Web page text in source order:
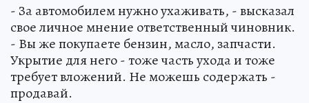
- За автомобилем нужно ухаживать, - высказал
свое личное мнение ответственный чиновник.
- Вы же покупаете бензин, масло, запчасти.
Укрытие для него - тоже часть ухода и тоже
требует вложений. Не можешь содержать -
продавай.